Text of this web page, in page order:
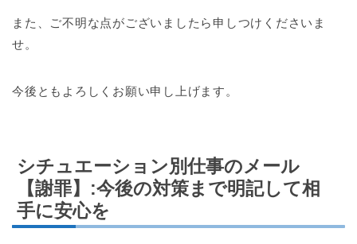
また、ご不明な点がございましたら申しつけくださいま
せ。
今後ともよろしくお願い申し上げます。
シチュエーション別仕事のメール
【謝罪】:今後の対策まで明記して相
手に安心を